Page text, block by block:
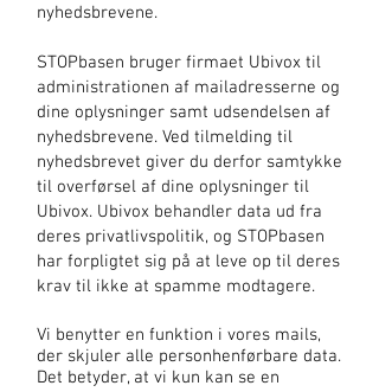
nyhedsbrevene.
STOPbasen bruger firmaet Ubivox til
administrationen af mailadresserne og
dine oplysninger samt udsendelsen af
nyhedsbrevene. Ved tilmelding til
nyhedsbrevet giver du derfor samtykke
til overførsel af dine oplysninger til
Ubivox. Ubivox behandler data ud fra
deres privatlivspolitik, og STOPbasen
har forpligtet sig på at leve op til deres
krav til ikke at spamme modtagere.
Vi benytter en funktion i vores mails,
der skjuler alle personhenførbare data.
Det betyder, at vi kun kan se en